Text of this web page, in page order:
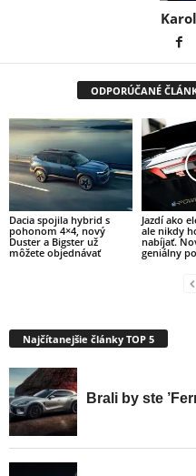
ODPORÚČANÉ
Dacia spojila hybrid s
pohonom 4×4, nový
Duster a Bigster už
môžete objednávať
Jazdí ako
ale nikdy
nabíjať.
geniálny
Najčítanejšie články TOP 5